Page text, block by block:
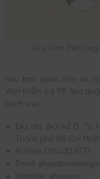
Quy Trình Triệt
Nếu bạn quan tâm và
Viện thẩm mỹ YB Spa
cách sau:
Địa chỉ: 243/42 Đ. Tô
Thành phố Hồ Chí Minh
Hotline: 076.420.8777
Email:
Website: ybspa.vn